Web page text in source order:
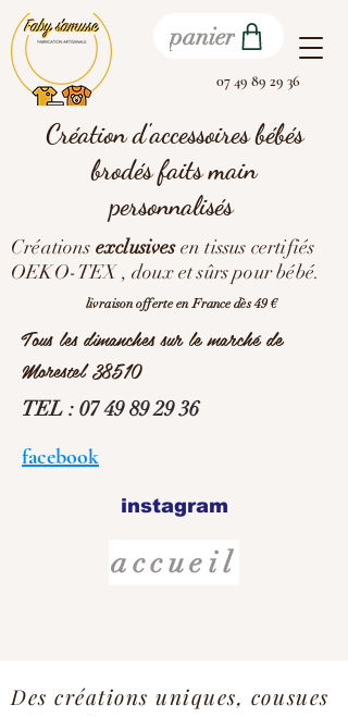
panier
livraison offerte en France dès 49 €
07 49 89 29 36
Tous les dimanches sur le marché de
Morestel 38510
facebook
TEL : 07 49 89 29 36
Création d'accessoires bébés
brodés faits main
personnalisés
instagram
Créations exclusivesen tissus certifiés
OEKO-TEX , doux et sûrs pour bébé.
accueil
Des créations uniques, cousues